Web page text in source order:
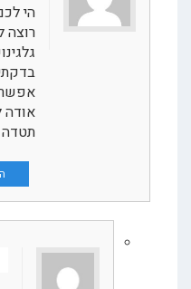
הי לכם
רוצה לרכוש לנכד
גלגינוע וחוששת
אפשרי מהגיל של
אודה לתשובתכם
תטדה וחג אביב
מערכת EWAY